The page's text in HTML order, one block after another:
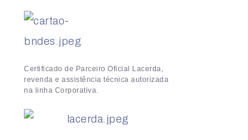
Certificado de Parceiro Oficial Lacerda,
revenda e assistência técnica autorizada
na linha Corporativa.